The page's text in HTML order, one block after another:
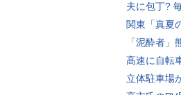
夫に包丁?
関東「真夏
「泥酔者
高速に自転
立体駐車場